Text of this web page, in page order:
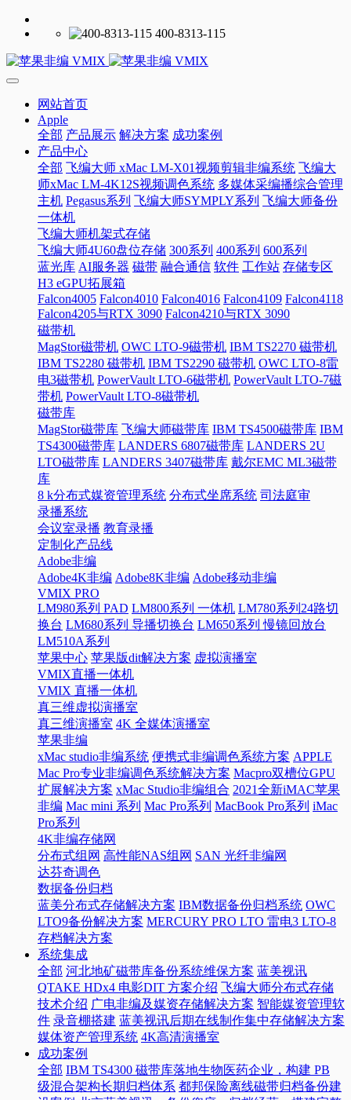
400-8313-115
网站首页
Apple
全部 产品展示 解决方案 成功案例
产品中心
全部 飞编大师 xMac LM-X01视频剪辑非编系统 飞编大
师xMac LM-4K12S视频调色系统 多媒体采编播综合管理
主机 Pegasus系列 飞编大师SYMPLY系列 飞编大师备份
一体机
飞编大师机架式存储
飞编大师4U60盘位存储 300系列 400系列 600系列
蓝光库 AI服务器 磁带 融合通信 软件 工作站 存储专区
H3 eGPU拓展箱
Falcon4005 Falcon4010 Falcon4016 Falcon4109 Falcon4118
Falcon4205与RTX 3090 Falcon4210与RTX 3090
磁带机
MagStor磁带机 OWC LTO-9磁带机 IBM TS2270 磁带机
IBM TS2280 磁带机 IBM TS2290 磁带机 OWC LTO-8雷
电3磁带机 PowerVault LTO-6磁带机 PowerVault LTO-7磁
带机 PowerVault LTO-8磁带机
磁带库
MagStor磁带库 飞编大师磁带库 IBM TS4500磁带库 IBM
TS4300磁带库 LANDERS 6807磁带库 LANDERS 2U
LTO磁带库 LANDERS 3407磁带库 戴尔EMC ML3磁带
库
8 k分布式媒资管理系统 分布式坐席系统 司法庭审
录播系统
会议室录播 教育录播
定制化产品线
Adobe非编
Adobe4K非编 Adobe8K非编 Adobe移动非编
VMIX PRO
LM980系列 PAD LM800系列 一体机 LM780系列24路切
换台 LM680系列 导播切换台 LM650系列 慢镜回放台
LM510A系列
苹果中心 苹果版dit解决方案 虚拟演播室
VMIX直播一体机
VMIX 直播一体机
真三维虚拟演播室
真三维演播室 4K 全媒体演播室
苹果非编
xMac studio非编系统 便携式非编调色系统方案 APPLE
Mac Pro专业非编调色系统解决方案 Macpro双槽位GPU
扩展解决方案 xMac Studio非编组合 2021全新iMAC苹果
非编 Mac mini 系列 Mac Pro系列 MacBook Pro系列 iMac
Pro系列
4K非编存储网
分布式组网 高性能NAS组网 SAN 光纤非编网
达芬奇调色
数据备份归档
蓝美分布式存储解决方案 IBM数据备份归档系统 OWC
LTO9备份解决方案 MERCURY PRO LTO 雷电3 LTO-8
存档解决方案
系统集成
全部 河北地矿磁带库备份系统维保方案 蓝美视讯
QTAKE HDx4 电影DIT 方案介绍 飞编大师分布式存储
技术介绍 广电非编及媒资存储解决方案 智能媒资管理软
件 录音棚搭建 蓝美视讯后期在线制作集中存储解决方案
媒体资产管理系统 4K高清演播室
成功案例
全部 IBM TS4300 磁带库落地生物医药企业，构建 PB
级混合架构长期归档体系 都邦保险离线磁带归档备份建